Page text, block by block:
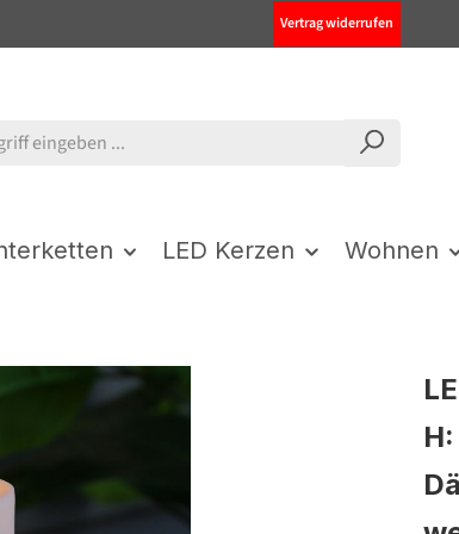
Vertrag widerrufen
LED Kerzen Wohnen